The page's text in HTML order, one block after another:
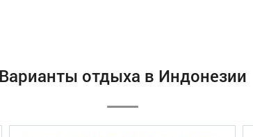
Варианты отдыха в Индонезии